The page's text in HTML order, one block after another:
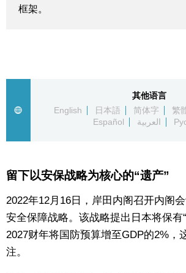
视觉日本
日本信息库
人物访谈
东京
编辑部通知
框架。
其他语言
English
日本語 简体字 繁
Español
العربية
留下以安保战略为核心的“遗产”
2022年12月16日，岸田内阁召开内阁
安全保障战略。该战略提出日本将保有
2027财年将国防预算增至GDP的2%，
注。